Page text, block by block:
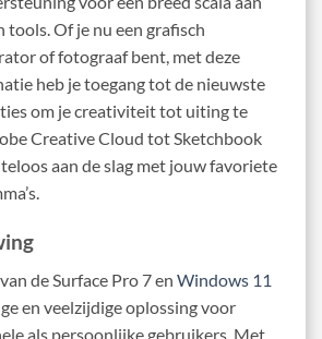
tools. Of je nu een grafisch
of fotograaf bent, met deze
heb je toegang tot de nieuwste
om je creativiteit tot uiting te
Creative Cloud tot Sketchbook
aan de slag met jouw favoriete
de Surface Pro 7 en Windows 11
en veelzijdige oplossing voor
als persoonlijke gebruikers. Met